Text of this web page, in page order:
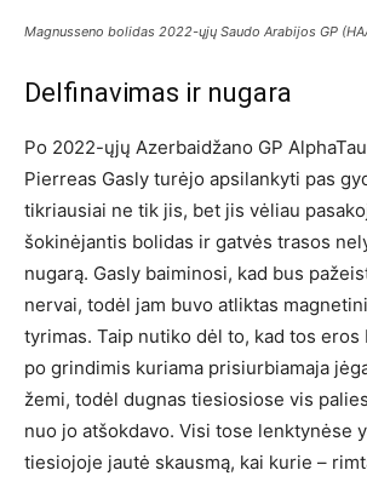
Magnusseno bolidas 2022-ųjų Saudo Arabijos GP
Delfinavimas ir nugara
Po 2022-ųjų Azerbaidžano GP
Pierreas Gasly turėjo apsilankyti pas
tikriausiai ne tik jis, bet jis vėliau
šokinėjantis bolidas ir gatvės trasos
nugarą. Gasly baiminosi, kad bus
nervai, todėl jam buvo atliktas
tyrimas. Taip nutiko dėl to, kad tos
po grindimis kuriama prisiurbiamaja
žemi, todėl dugnas tiesiosiose vis
nuo jo atšokdavo. Visi tose lenktynėse
tiesiojoje jautė skausmą, kai kurie –